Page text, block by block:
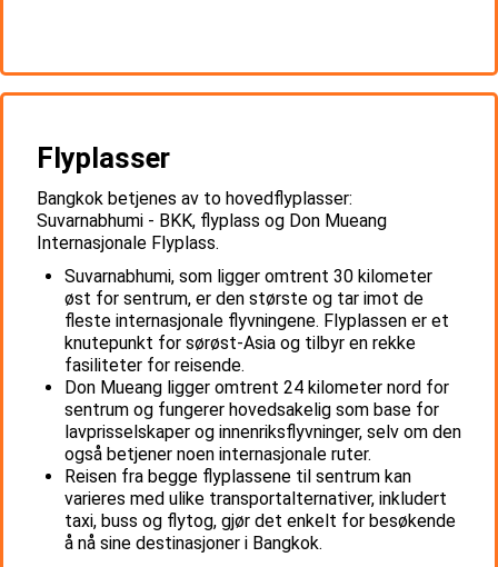
Flyplasser
Bangkok betjenes av to hovedflyplasser:
Suvarnabhumi - BKK, flyplass og Don Mueang
Internasjonale Flyplass.
Suvarnabhumi, som ligger omtrent 30 kilometer
øst for sentrum, er den største og tar imot de
fleste internasjonale flyvningene. Flyplassen er et
knutepunkt for sørøst-Asia og tilbyr en rekke
fasiliteter for reisende.
Don Mueang ligger omtrent 24 kilometer nord for
sentrum og fungerer hovedsakelig som base for
lavprisselskaper og innenriksflyvninger, selv om den
også betjener noen internasjonale ruter.
Reisen fra begge flyplassene til sentrum kan
varieres med ulike transportalternativer, inkludert
taxi, buss og flytog, gjør det enkelt for besøkende
å nå sine destinasjoner i Bangkok.